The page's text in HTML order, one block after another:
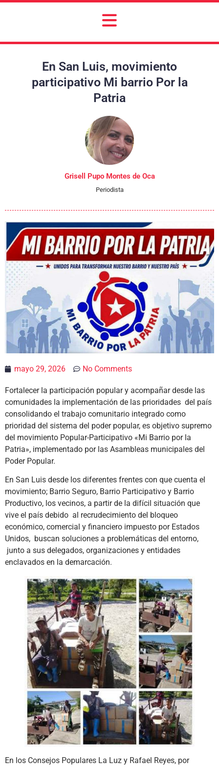
En San Luis, movimiento
participativo Mi barrio Por la
Patria
Grisell Pupo Montes de Oca
Periodista
mayo 29, 2026 No Comments
Fortalecer la participación popular y acompañar desde las
comunidades la implementación de las prioridades del país
consolidando el trabajo comunitario integrado como
prioridad del sistema del poder popular, es objetivo supremo
del movimiento Popular-Participativo «Mi Barrio por la
Patria», implementado por las Asambleas municipales del
Poder Popular.
En San Luis desde los diferentes frentes con que cuenta el
movimiento; Barrio Seguro, Barrio Participativo y Barrio
Productivo, los vecinos, a partir de la difícil situación que
vive el país debido al recrudecimiento del bloqueo
económico, comercial y financiero impuesto por Estados
Unidos, buscan soluciones a problemáticas del entorno,
junto a sus delegados, organizaciones y entidades
enclavados en la demarcación.
En los Consejos Populares La Luz y Rafael Reyes, por